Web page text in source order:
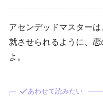
アセンデッドマスター
就させられるように、
よ。
あわせて読みたい